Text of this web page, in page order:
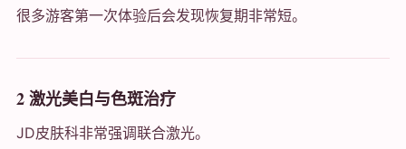
很多游客第一次体验后会发现恢复期非常短。
2 激光美白与色斑治疗
JD皮肤科非常强调联合激光。